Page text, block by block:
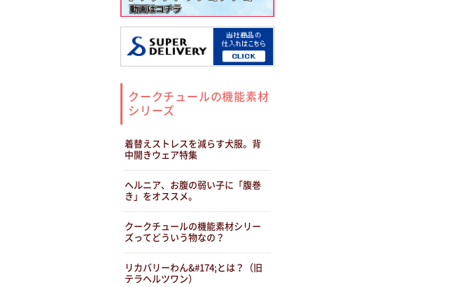
クークチュールの機能素材
シリーズ
着替えストレスを減らす犬服。背
中開きウェア特集
ヘルニア、お腹の弱い子に「腹巻
き」をオススメ。
クークチュールの機能素材シリー
ズってどういう物なの？
リカバリーわん&#174;とは？（旧
テラヘルツワン）